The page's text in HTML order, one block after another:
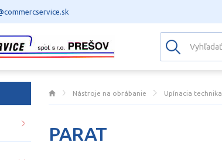
Nástroje na obrábanie Upínacia technika
PARAT